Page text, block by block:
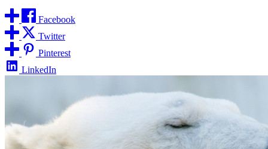
Facebook
Twitter
Pinterest
LinkedIn